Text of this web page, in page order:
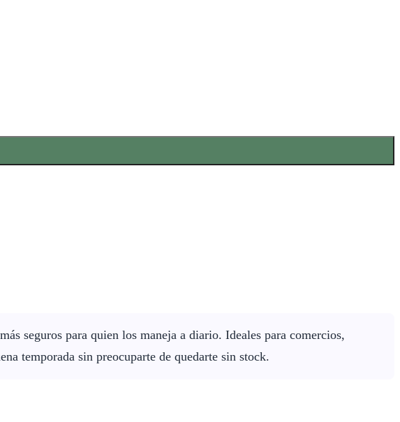
seguros para quien los maneja a diario. Ideales para comercios,
temporada sin preocuparte de quedarte sin stock.